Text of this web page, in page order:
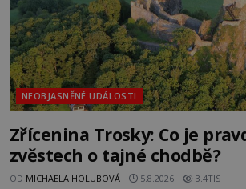
NEOBJASNĚNÉ UDÁLOSTI
Zřícenina Trosky: Co je
zvěstech o tajné chodbě?
OD MICHAELA HOLUBOVÁ 5.8.2026 3.4TIS